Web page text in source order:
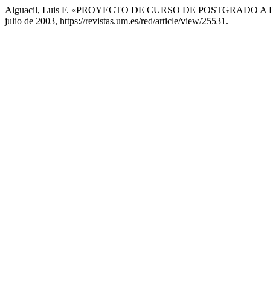
Alguacil, Luis F. «PROYECTO DE CURSO DE POSTGRADO
julio de 2003, https://revistas.um.es/red/article/view/25531.